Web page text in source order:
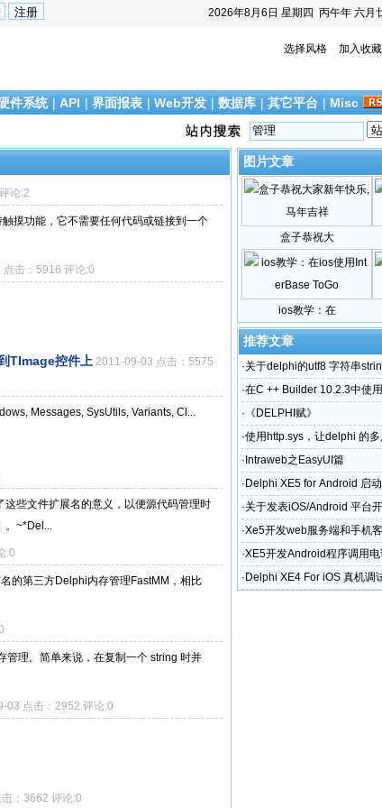
2026年8月6日 星期四 丙午年 六月
选择风格 加入收藏
件系统 | API | 界面报表 | Web开发 | 数据库 | 其它平台 | Misc
论:2
摸功能，它不需要任何代码或链接到一个
击：5916 评论:0
TImage控件上 2011-09-03 点击：5575
Messages, SysUtils, Variants, Cl...
些文件扩展名的意义，以便源代码管理时
。~*Del...
:0
的第三方Delphi内存管理FastMM，相比
管理。简单来说，在复制一个 string 时并
03 点击：2952 评论:0
：3662 评论:0
图片文章
盒子恭祝大
ios教学：在
推荐文章
·关于delphi的utf8 字符串
·在C ++ Builder 10.2.3中使
· 《DELPHI赋》
·使用http.sys，让delphi 的
· Intraweb之EasyUI篇
· Delphi XE5 for Android 启
·关于发表iOS/Android 平台
奖励政策
·Xe5开发web服务端和手机
·XE5开发Android程序调用
和电话)
· Delphi XE4 For iOS 真机调